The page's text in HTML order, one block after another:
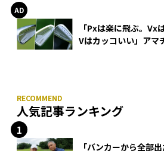
「Pxは楽に飛ぶ。Vx
Vはカッコいい」アマ
人気記事ランキング
「バンカーから全部